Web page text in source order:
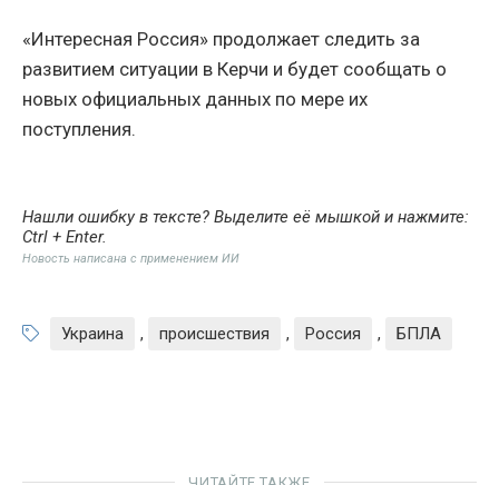
«Интересная Россия» продолжает следить за
развитием ситуации в Керчи и будет сообщать о
новых официальных данных по мере их
поступления.
Нашли ошибку в тексте? Выделите её мышкой и нажмите:
Ctrl + Enter.
Новость написана с применением ИИ
Украина , происшествия , Россия , БПЛА